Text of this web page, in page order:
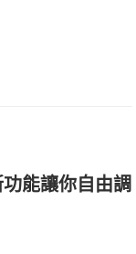
能讓你自由調